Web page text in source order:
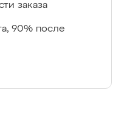
заказа
90% после